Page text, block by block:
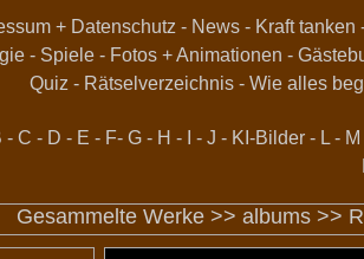
+ Datenschutz - News- Kraft tanken
- Spiele- Fotos + Animationen -
Quiz - Rätselverzeichnis - Wie alles
- C - D - E - F- G - H - - J - KI-Bilder - L - M
Gesammelte Werke >> albums >>